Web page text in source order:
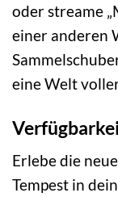
oder streame
einer anderen
eine Welt
Erlebe die
Tempest in